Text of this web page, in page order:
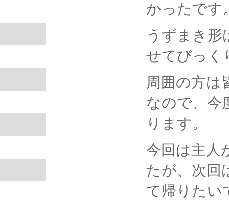
かったです
うずまき形
せてびっく
周囲の方は
なので、今
ります。
今回は主人
たが、次回
て帰りたい